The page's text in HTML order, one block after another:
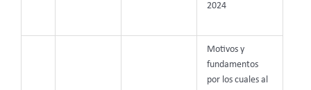
2024
Motivos y
fundamentos
por los cuales al